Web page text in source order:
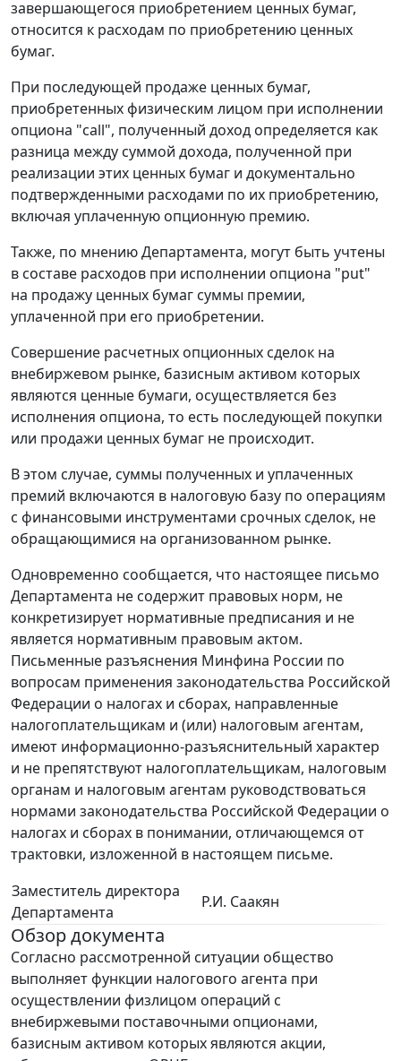
завершающегося приобретением ценных бумаг,
относится к расходам по приобретению ценных
бумаг.
При последующей продаже ценных бумаг,
приобретенных физическим лицом при исполнении
опциона "call", полученный доход определяется как
разница между суммой дохода, полученной при
реализации этих ценных бумаг и документально
подтвержденными расходами по их приобретению,
включая уплаченную опционную премию.
Также, по мнению Департамента, могут быть учтены
в составе расходов при исполнении опциона "put"
на продажу ценных бумаг суммы премии,
уплаченной при его приобретении.
Совершение расчетных опционных сделок на
внебиржевом рынке, базисным активом которых
являются ценные бумаги, осуществляется без
исполнения опциона, то есть последующей покупки
или продажи ценных бумаг не происходит.
В этом случае, суммы полученных и уплаченных
премий включаются в налоговую базу по операциям
с финансовыми инструментами срочных сделок, не
обращающимися на организованном рынке.
Одновременно сообщается, что настоящее письмо
Департамента не содержит правовых норм, не
конкретизирует нормативные предписания и не
является нормативным правовым актом.
Письменные разъяснения Минфина России по
вопросам применения законодательства Российской
Федерации о налогах и сборах, направленные
налогоплательщикам и (или) налоговым агентам,
имеют информационно-разъяснительный характер
и не препятствуют налогоплательщикам, налоговым
органам и налоговым агентам руководствоваться
нормами законодательства Российской Федерации о
налогах и сборах в понимании, отличающемся от
трактовки, изложенной в настоящем письме.
Заместитель директора
Департамента
Р.И. Саакян
Обзор документа
Согласно рассмотренной ситуации общество
выполняет функции налогового агента при
осуществлении физлицом операций с
внебиржевыми поставочными опционами,
базисным активом которых являются акции,